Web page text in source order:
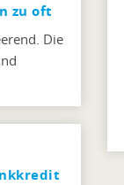
zu oft
Die